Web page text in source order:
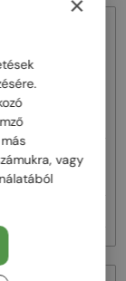
- 55
vagy